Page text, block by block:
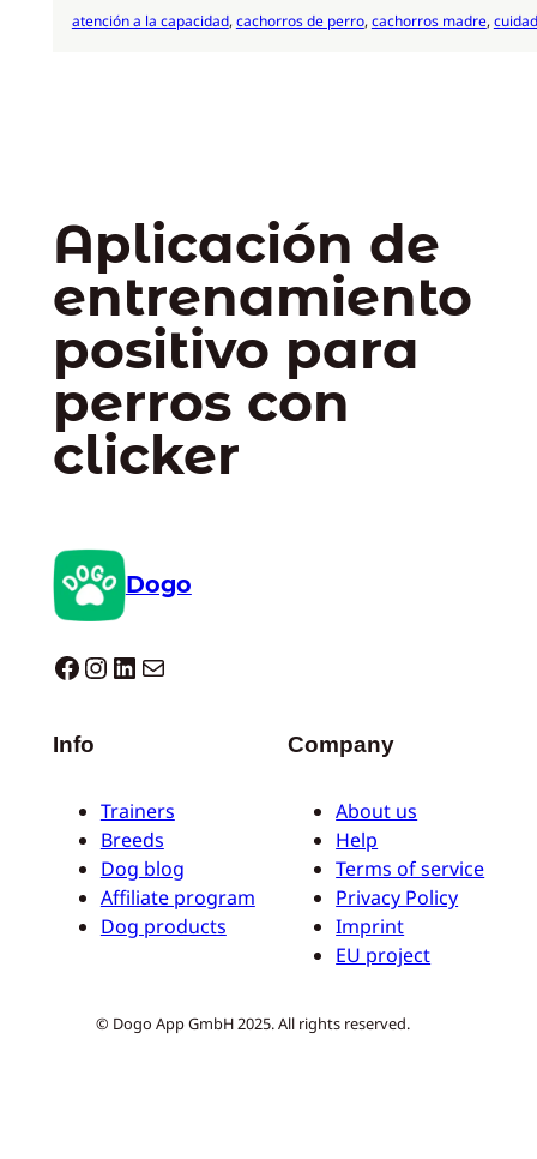
atención a la capacidad, cachorros de perro, cachorros madre,
Aplicación de
entrenamiento
positivo para
perros con
clicker
Dogo
Dogo facebook InstagramLinkedIn Correo electrónico
Info
Trainers
Breeds
Dog blog
Affiliate program
Dog products
Company
About us
Help
Terms of service
Privacy Policy
Imprint
EU project
© Dogo App GmbH 2025. All rights reserved.